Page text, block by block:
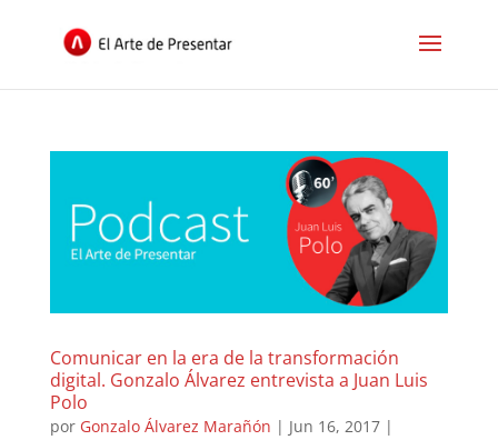
Comunicar en la era de la transformación
digital. Gonzalo Álvarez entrevista a Juan Luis
Polo
por Gonzalo Álvarez Marañón | Jun 16, 2017|